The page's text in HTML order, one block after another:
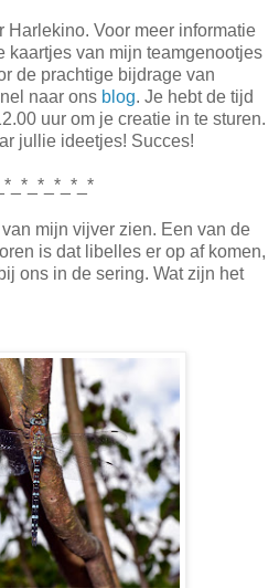
Harlekino. Voor meer informatie
kaartjes van mijn teamgenootjes
de prachtige bijdrage van
naar ons blog. Je hebt de tijd
uur om je creatie in te sturen.
jullie ideetjes! Succes!
mijn vijver zien. Een van de
is dat libelles er op af komen,
ons in de sering. Wat zijn het